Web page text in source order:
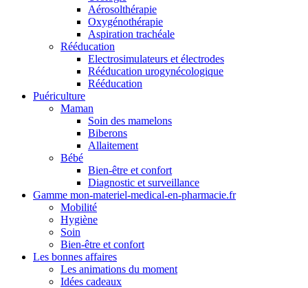
Aérosolthérapie
Oxygénothérapie
Aspiration trachéale
Rééducation
Electrosimulateurs et électrodes
Rééducation urogynécologique
Rééducation
Puériculture
Maman
Soin des mamelons
Biberons
Allaitement
Bébé
Bien-être et confort
Diagnostic et surveillance
Gamme mon-materiel-medical-en-pharmacie.fr
Mobilité
Hygiène
Soin
Bien-être et confort
Les bonnes affaires
Les animations du moment
Idées cadeaux